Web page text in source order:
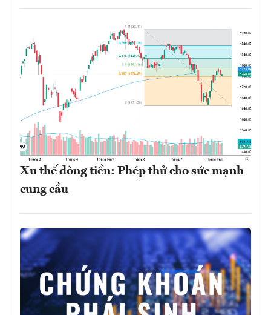
Xu thế dòng tiền: Phép thử cho sức mạnh
cung cầu